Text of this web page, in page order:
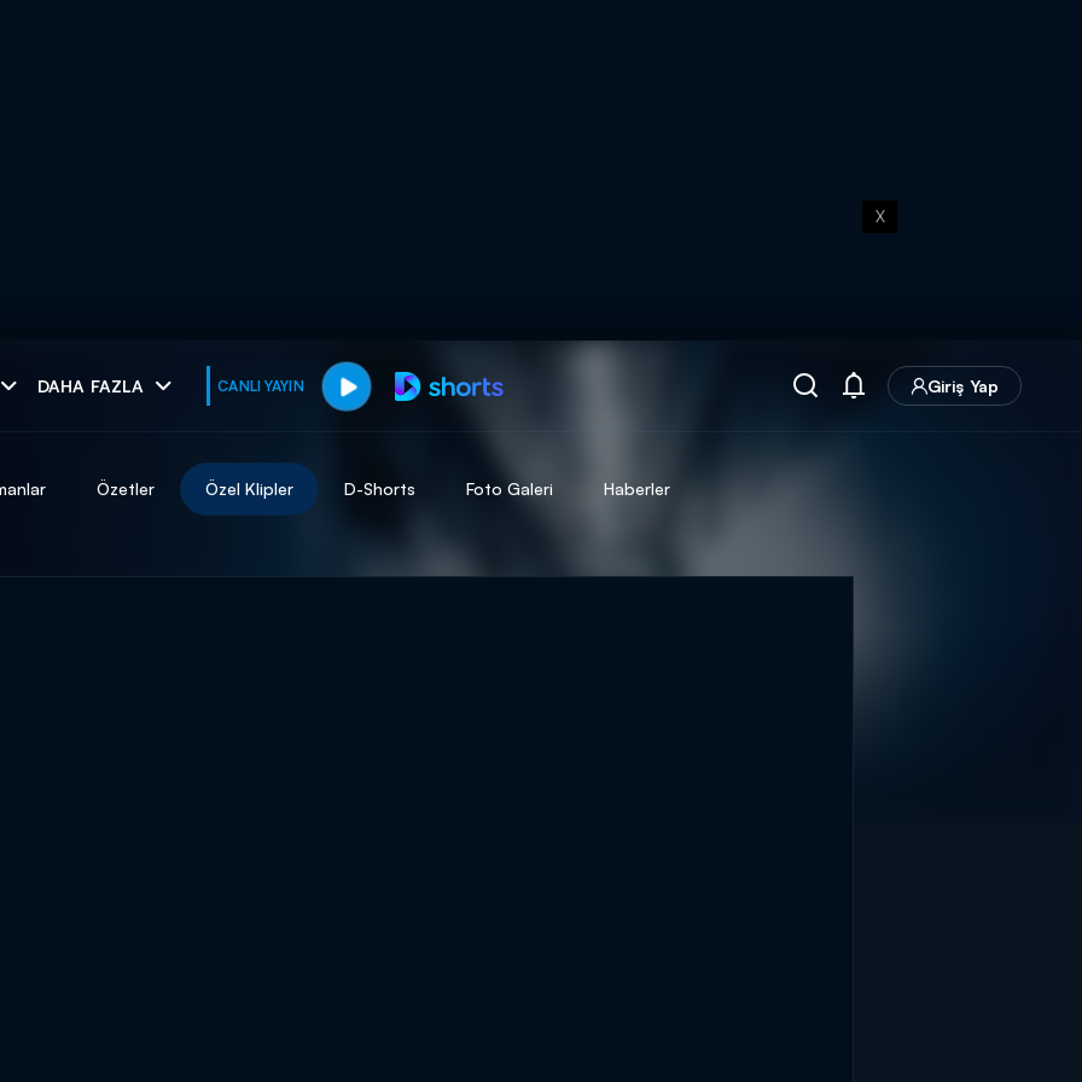
X
DAHA FAZLA CANLI YAYIN Giriş Yap
muhteşem ikili
Özetler Özel Klipler D-Shorts Foto Galeri Haberler